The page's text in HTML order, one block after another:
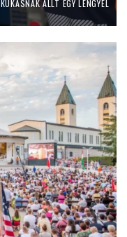
ÁLLT EGY LENGYEL